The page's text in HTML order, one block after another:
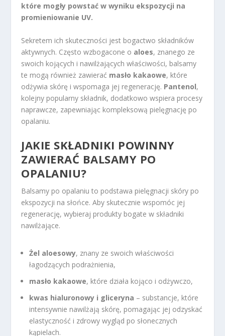
które mogły powstać w wyniku ekspozycji na
promieniowanie UV.
Sekretem ich skuteczności jest bogactwo składników
aktywnych. Często wzbogacone o aloes, znanego ze
swoich kojących i nawilżających właściwości, balsamy
te mogą również zawierać masło kakaowe, które
odżywia skórę i wspomaga jej regenerację. Pantenol,
kolejny popularny składnik, dodatkowo wspiera procesy
naprawcze, zapewniając kompleksową pielęgnację po
opalaniu.
JAKIE SKŁADNIKI POWINNY
ZAWIERAĆ BALSAMY PO
OPALANIU?
Balsamy po opalaniu to podstawa pielęgnacji skóry po
ekspozycji na słońce. Aby skutecznie wspomóc jej
regenerację, wybieraj produkty bogate w składniki
nawilżające.
Żel aloesowy, znany ze swoich właściwości
łagodzących podrażnienia,
masło kakaowe, które działa kojąco i odżywczo,
kwas hialuronowy i gliceryna – substancje, które
intensywnie nawilżają skórę, pomagając jej odzyskać
elastyczność i zdrowy wygląd po słonecznych
kąpielach.